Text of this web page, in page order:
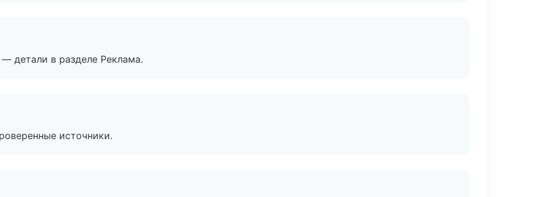
детали в разделе Реклама.
источники.